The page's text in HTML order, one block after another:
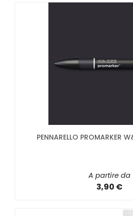
PENNARELLO PROMARKER
A partire da
3,90 €